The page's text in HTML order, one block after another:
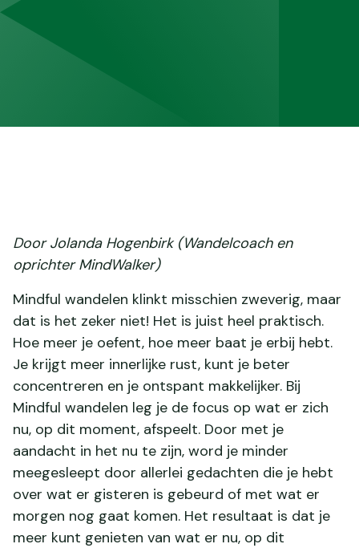
Door Jolanda Hogenbirk (Wandelcoach en
oprichter MindWalker)
Mindful wandelen klinkt misschien zweverig, maar
dat is het zeker niet! Het is juist heel praktisch.
Hoe meer je oefent, hoe meer baat je erbij hebt.
Je krijgt meer innerlijke rust, kunt je beter
concentreren en je ontspant makkelijker. Bij
Mindful wandelen leg je de focus op wat er zich
nu, op dit moment, afspeelt. Door met je
aandacht in het nu te zijn, word je minder
meegesleept door allerlei gedachten die je hebt
over wat er gisteren is gebeurd of met wat er
morgen nog gaat komen. Het resultaat is dat je
meer kunt genieten van wat er nu, op dit